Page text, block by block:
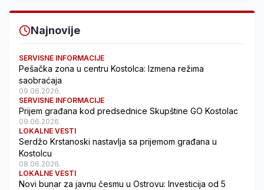
Najnovije
SERVISNE INFORMACIJE
Pešačka zona u centru Kostolca: Izmena režima
saobraćaja
09.06.2026.
SERVISNE INFORMACIJE
Prijem građana kod predsednice Skupštine GO Kostolac
09.06.2026.
LOKALNE VESTI
Serdžo Krstanoski nastavlja sa prijemom građana u
Kostolcu
08.06.2026.
LOKALNE VESTI
Novi bunar za javnu česmu u Ostrovu: Investicija od 5